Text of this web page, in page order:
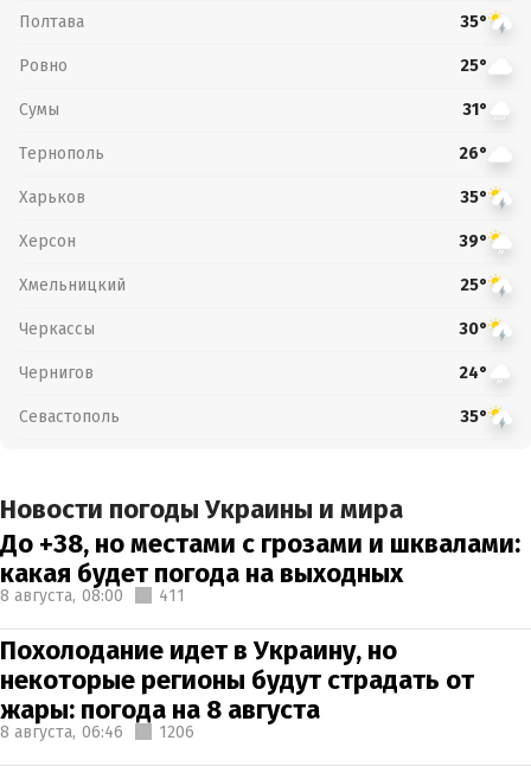
Полтава 35°
Ровно 25°
Сумы 31°
Тернополь 26°
Харьков 35°
Херсон 39°
Хмельницкий 25°
Черкассы 30°
Чернигов 24°
Севастополь 35°
Новости погоды Украины и мира
До +38, но местами с грозами и шквалами:
какая будет погода на выходных
8 августа, 08:00 411
Похолодание идет в Украину, но
некоторые регионы будут страдать от
жары: погода на 8 августа
8 августа, 06:46 1206